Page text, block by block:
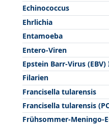
Echinococcus
Ehrlichia
Entamoeba
Entero-Viren
Epstein Barr-Virus
Filarien
Francisella tularensis
Francisella tularensis
Frühsommer-Meningo-